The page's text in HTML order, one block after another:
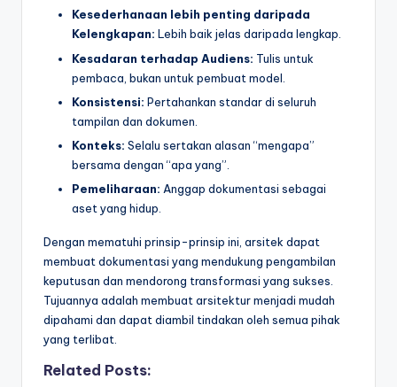
Kesederhanaan lebih penting daripada
Kelengkapan: Lebih baik jelas daripada lengkap.
Kesadaran terhadap Audiens: Tulis untuk
pembaca, bukan untuk pembuat model.
Konsistensi: Pertahankan standar di seluruh
tampilan dan dokumen.
Konteks: Selalu sertakan alasan “mengapa”
bersama dengan “apa yang”.
Pemeliharaan: Anggap dokumentasi sebagai
aset yang hidup.
Dengan mematuhi prinsip-prinsip ini, arsitek dapat
membuat dokumentasi yang mendukung pengambilan
keputusan dan mendorong transformasi yang sukses.
Tujuannya adalah membuat arsitektur menjadi mudah
dipahami dan dapat diambil tindakan oleh semua pihak
yang terlibat.
Related Posts: